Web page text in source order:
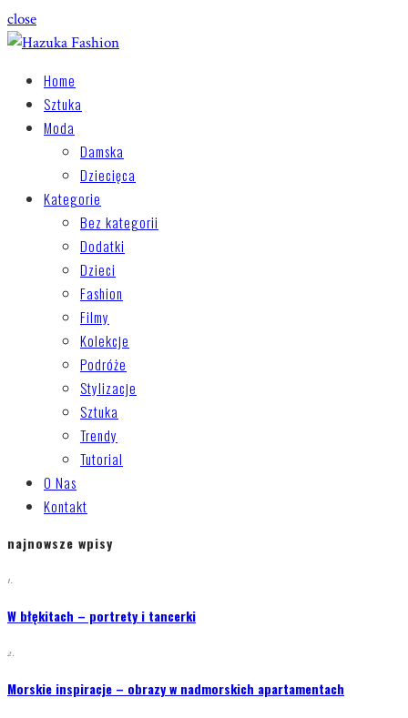
close
Home
Sztuka
Moda
Damska
Dziecięca
Kategorie
Bez kategorii
Dodatki
Dzieci
Fashion
Filmy
Kolekcje
Podróże
Stylizacje
Sztuka
Trendy
Tutorial
O Nas
Kontakt
najnowsze wpisy
1.
W błękitach – portrety i tancerki
2.
Morskie inspiracje – obrazy w nadmorskich apartamentach